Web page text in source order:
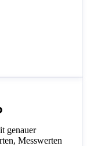
genauer
Messwerten